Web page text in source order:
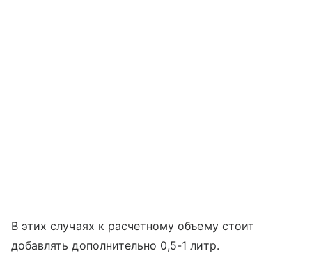
В этих случаях к расчетному объему стоит
добавлять дополнительно 0,5-1 литр.